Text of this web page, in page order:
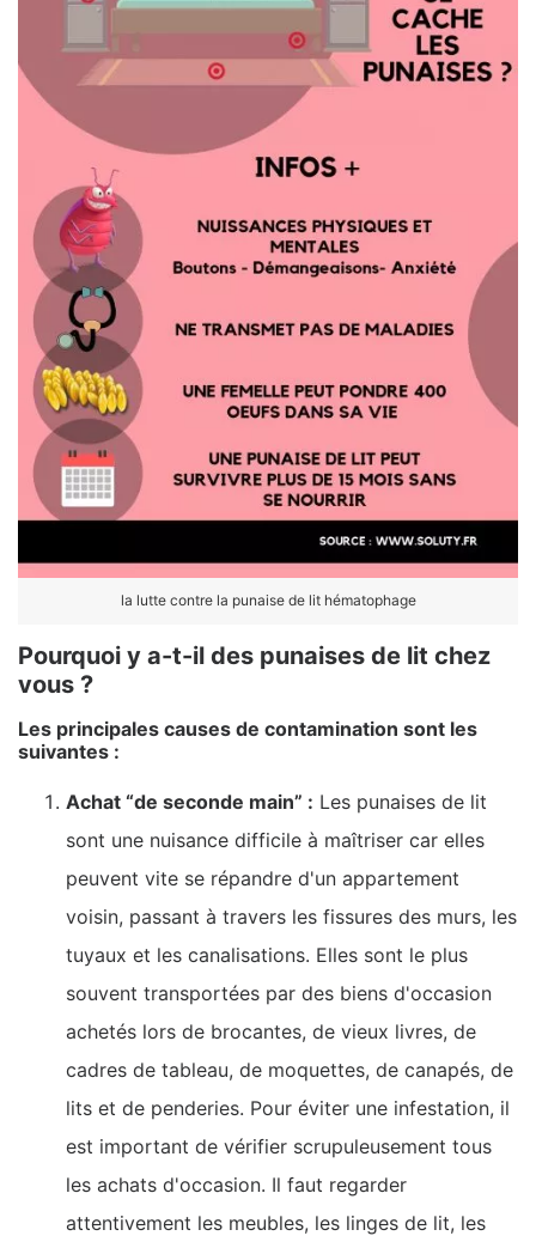
la lutte contre la punaise de lit hématophage
Pourquoi y a-t-il des punaises de lit chez
vous ?
Les principales causes de contamination sont les
suivantes :
Achat “de seconde main” : Les punaises de lit
sont une nuisance difficile à maîtriser car elles
peuvent vite se répandre d'un appartement
voisin, passant à travers les fissures des murs, les
tuyaux et les canalisations. Elles sont le plus
souvent transportées par des biens d'occasion
achetés lors de brocantes, de vieux livres, de
cadres de tableau, de moquettes, de canapés, de
lits et de penderies. Pour éviter une infestation, il
est important de vérifier scrupuleusement tous
les achats d'occasion. Il faut regarder
attentivement les meubles, les linges de lit, les